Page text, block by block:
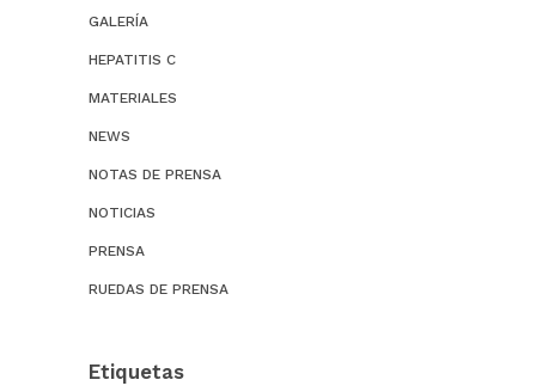
GALERÍA
HEPATITIS C
MATERIALES
NEWS
NOTAS DE PRENSA
NOTICIAS
PRENSA
RUEDAS DE PRENSA
Etiquetas